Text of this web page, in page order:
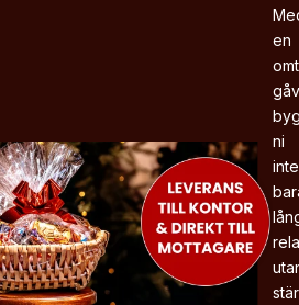
en
ni
inte